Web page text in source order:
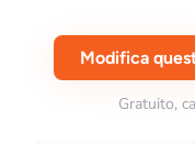
Modifica
Gratuito,